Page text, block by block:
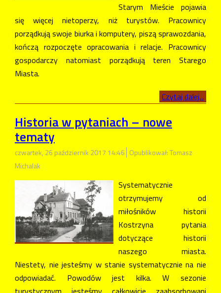
Starym Mieście pojawia
się więcej nietoperzy, niż turystów. Pracownicy
porządkują swoje biurka i komputery, piszą sprawozdania,
kończą rozpoczęte opracowania i relacje. Pracownicy
gospodarczy natomiast porządkują teren Starego
Miasta.
Czytaj dalej...
Historia w pytaniach – nowe
tematy
czwartek, 26 październik 2017 14:46 Opublikował: Tomasz
Michalak
Systematycznie
otrzymujemy od
miłośników historii
Kostrzyna pytania
dotyczące historii
naszego miasta.
Niestety, nie jesteśmy w stanie systematycznie na nie
odpowiadać. Powodów jest kilka. W sezonie